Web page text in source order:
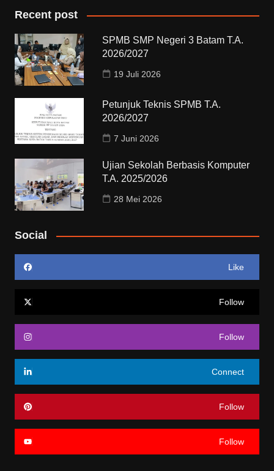
Recent post
SPMB SMP Negeri 3 Batam T.A.
2026/2027
19 Juli 2026
Petunjuk Teknis SPMB T.A.
2026/2027
7 Juni 2026
Ujian Sekolah Berbasis Komputer
T.A. 2025/2026
28 Mei 2026
Social
Like
Follow
Follow
Connect
Follow
Follow